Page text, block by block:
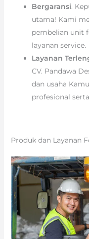
Bergaransi.
utama! Kami
pembelian unit
layanan service.
Layanan
CV. Pandawa
dan usaha
profesional
Produk dan Layanan